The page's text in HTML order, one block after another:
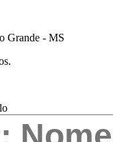
Grande - MS